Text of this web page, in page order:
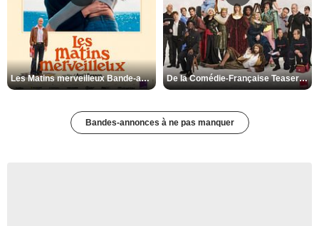
Les Matins merveilleux Bande-annonce VF De la Comédie-Française Teaser VF
Bandes-annonces à ne pas manquer